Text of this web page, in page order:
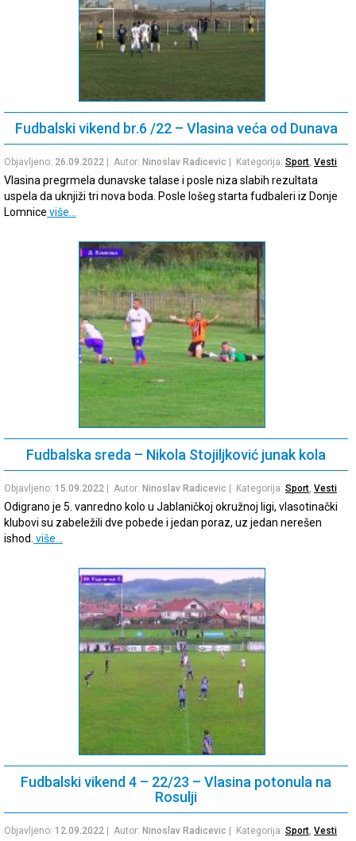
Fudbalski vikend br.6 /22 – Vlasina veća od Dunava
Objavljeno: 26.09.2022 | Autor: Ninoslav Radicevic | Kategorija: Sport Vesti
Vlasina pregrmela dunavske talase i posle niza slabih rezultata
uspela da uknjiži tri nova boda. Posle lošeg starta fudbaleri iz Donje
Lomnice više…
Fudbalska sreda – Nikola Stojiljković junak kola
Objavljeno: 15.09.2022 | Autor: Ninoslav Radicevic | Kategorija: Sport, Vesti
Odigrano je 5. vanredno kolo u Jablaničkoj okružnoj ligi, vlasotinački
klubovi su zabeležili dve pobede i jedan poraz, uz jedan nerešen
ishod. više…
Fudbalski vikend 4 – 22/23 – Vlasina potonula na
Rosulji
Objavljeno: 12.09.2022 | Autor: Ninoslav Radicevic | Kategorija: Sport, Vesti